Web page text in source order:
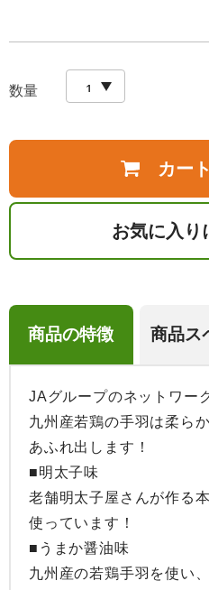
数量
カー
お気に入り
商品の特徴 商品ス
JAグループのネットワー
九州産若鶏の手羽は柔ら
あふれ出します！
■明太子味
老舗明太子屋さんが作る
使っています！
■うまか醤油味
九州産の若鶏手羽を使い